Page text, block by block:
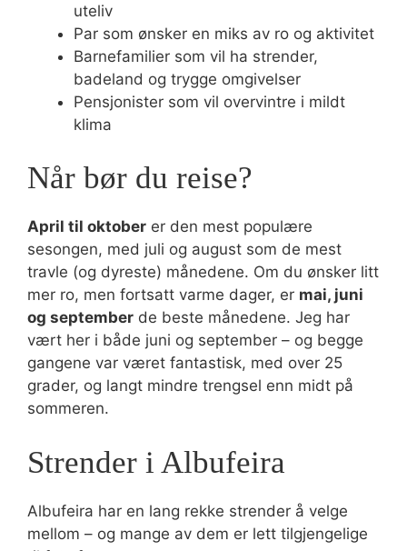
uteliv
Par som ønsker en miks av ro og aktivitet
Barnefamilier som vil ha strender,
badeland og trygge omgivelser
Pensjonister som vil overvintre i mildt
klima
Når bør du reise?
April til oktober er den mest populære
sesongen, med juli og august som de mest
travle (og dyreste) månedene. Om du ønsker litt
mer ro, men fortsatt varme dager, er mai, juni
og september de beste månedene. Jeg har
vært her i både juni og september – og begge
gangene var været fantastisk, med over 25
grader, og langt mindre trengsel enn midt på
sommeren.
Strender i Albufeira
Albufeira har en lang rekke strender å velge
mellom – og mange av dem er lett tilgjengelige